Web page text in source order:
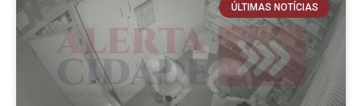
ÚLTIMAS NOTÍCIAS